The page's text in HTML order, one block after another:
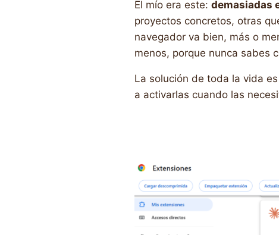
El mío era este: demasiadas
proyectos concretos, otras
navegador va bien, más o
menos, porque nunca sabes
La solución de toda la vida
a activarlas cuando las